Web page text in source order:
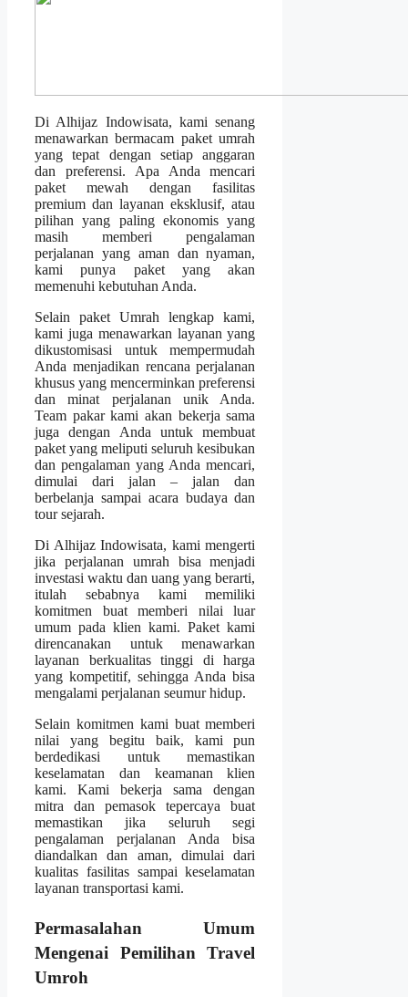
Di Alhijaz Indowisata, kami senang
menawarkan bermacam paket umrah
yang tepat dengan setiap anggaran
dan preferensi. Apa Anda mencari
paket mewah dengan fasilitas
premium dan layanan eksklusif, atau
pilihan yang paling ekonomis yang
masih memberi pengalaman
perjalanan yang aman dan nyaman,
kami punya paket yang akan
memenuhi kebutuhan Anda.
Selain paket Umrah lengkap kami,
kami juga menawarkan layanan yang
dikustomisasi untuk mempermudah
Anda menjadikan rencana perjalanan
khusus yang mencerminkan preferensi
dan minat perjalanan unik Anda.
Team pakar kami akan bekerja sama
juga dengan Anda untuk membuat
paket yang meliputi seluruh kesibukan
dan pengalaman yang Anda mencari,
dimulai dari jalan – jalan dan
berbelanja sampai acara budaya dan
tour sejarah.
Di Alhijaz Indowisata, kami mengerti
jika perjalanan umrah bisa menjadi
investasi waktu dan uang yang berarti,
itulah sebabnya kami memiliki
komitmen buat memberi nilai luar
umum pada klien kami. Paket kami
direncanakan untuk menawarkan
layanan berkualitas tinggi di harga
yang kompetitif, sehingga Anda bisa
mengalami perjalanan seumur hidup.
Selain komitmen kami buat memberi
nilai yang begitu baik, kami pun
berdedikasi untuk memastikan
keselamatan dan keamanan klien
kami. Kami bekerja sama dengan
mitra dan pemasok tepercaya buat
memastikan jika seluruh segi
pengalaman perjalanan Anda bisa
diandalkan dan aman, dimulai dari
kualitas fasilitas sampai keselamatan
layanan transportasi kami.
Permasalahan Umum
Mengenai Pemilihan Travel
Umroh